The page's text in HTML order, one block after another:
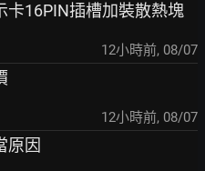
卡16PIN插槽加裝散熱塊
12小時前, 08/07
12小時前, 08/07
原因